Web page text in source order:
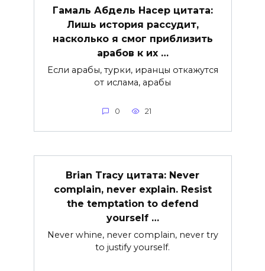
Гамаль Абдель Насер цитата:
Лишь история рассудит,
насколько я смог приблизить
арабов к их …
Если арабы, турки, иранцы откажутся
от ислама, арабы
0 21
Brian Tracy цитата: Never
complain, never explain. Resist
the temptation to defend
yourself …
Never whine, never complain, never try
to justify yourself.